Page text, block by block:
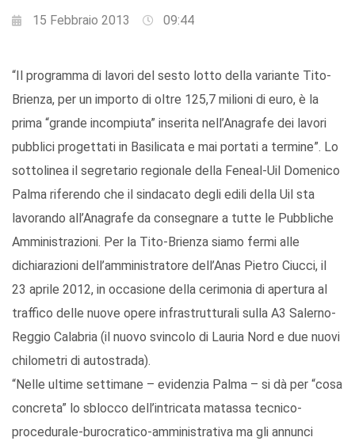
15 Febbraio 2013 09:44
“Il programma di lavori del sesto lotto della variante Tito-
Brienza, per un importo di oltre 125,7 milioni di euro, è la
prima “grande incompiuta” inserita nell’Anagrafe dei lavori
pubblici progettati in Basilicata e mai portati a termine”. Lo
sottolinea il segretario regionale della Feneal-Uil Domenico
Palma riferendo che il sindacato degli edili della Uil sta
lavorando all’Anagrafe da consegnare a tutte le Pubbliche
Amministrazioni. Per la Tito-Brienza siamo fermi alle
dichiarazioni dell’amministratore dell’Anas Pietro Ciucci, il
23 aprile 2012, in occasione della cerimonia di apertura al
traffico delle nuove opere infrastrutturali sulla A3 Salerno-
Reggio Calabria (il nuovo svincolo di Lauria Nord e due nuovi
chilometri di autostrada).
“Nelle ultime settimane – evidenzia Palma – si dà per “cosa
concreta” lo sblocco dell’intricata matassa tecnico-
procedurale-burocratico-amministrativa ma gli annunci